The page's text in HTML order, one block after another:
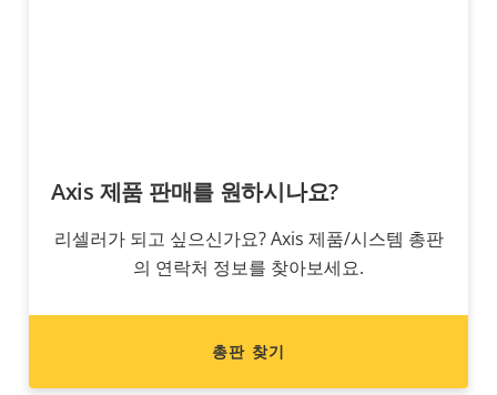
Axis 제품 판매를 원하시나요?
리셀러가 되고 싶으신가요? Axis 제품/시스템 총판
의 연락처 정보를 찾아보세요.
총판 찾기